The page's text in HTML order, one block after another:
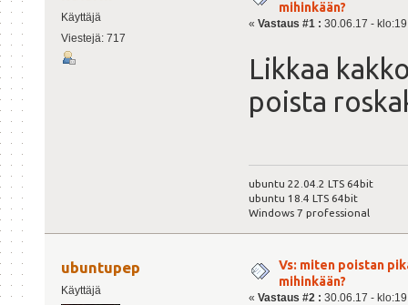
Käyttäjä
Viestejä: 717
mihinkään?
« Vastaus #1 : 30.06.17 -
Likkaa
poista
ubuntu 22.04.2 LTS 64bit
ubuntu 18.4 LTS 64bit
Windows 7 professional
ubuntupep
Käyttäjä
Vs: miten poistan
mihinkään?
« Vastaus #2 : 30.06.17 -